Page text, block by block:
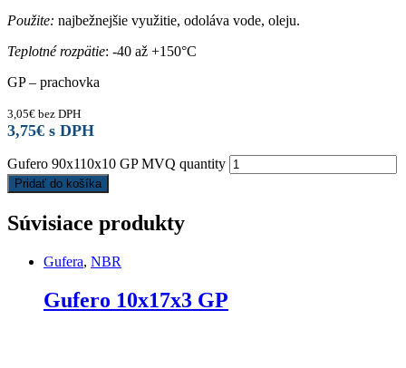
Použite: najbežnejšie využitie, odoláva vode, oleju.
Teplotné rozpätie: -40 až +150°C
GP – prachovka
3,05€ bez DPH
3,75€ s DPH
Gufero 90x110x10 GP MVQ quantity
Pridať do košíka
Súvisiace produkty
Gufera, NBR
Gufero 10x17x3 GP